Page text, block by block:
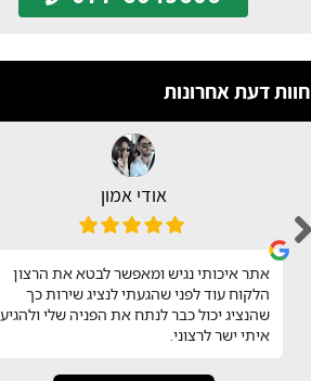
חוות דעת אחרונות
אודי אמון
אתר איכותי נגיש ומאפשר לבטא את הרצון
הלקוח עוד לפני שהגעתי לנציג שירות כך
שהנציג יכול כבר לנתח את הפניה שלי ולהגיע
איתי ישר לרצוני.